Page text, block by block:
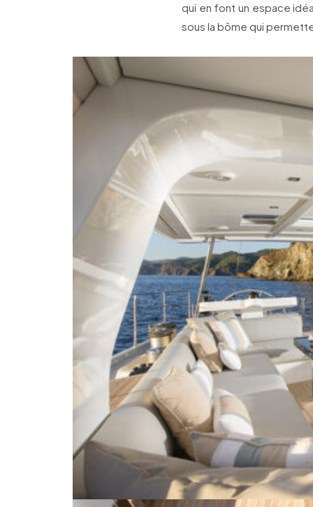
qui en font un espace
sous la bôme qui